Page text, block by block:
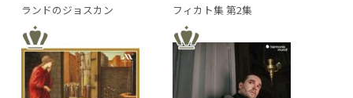
ランドのジョスカン
フィカト集 第2集